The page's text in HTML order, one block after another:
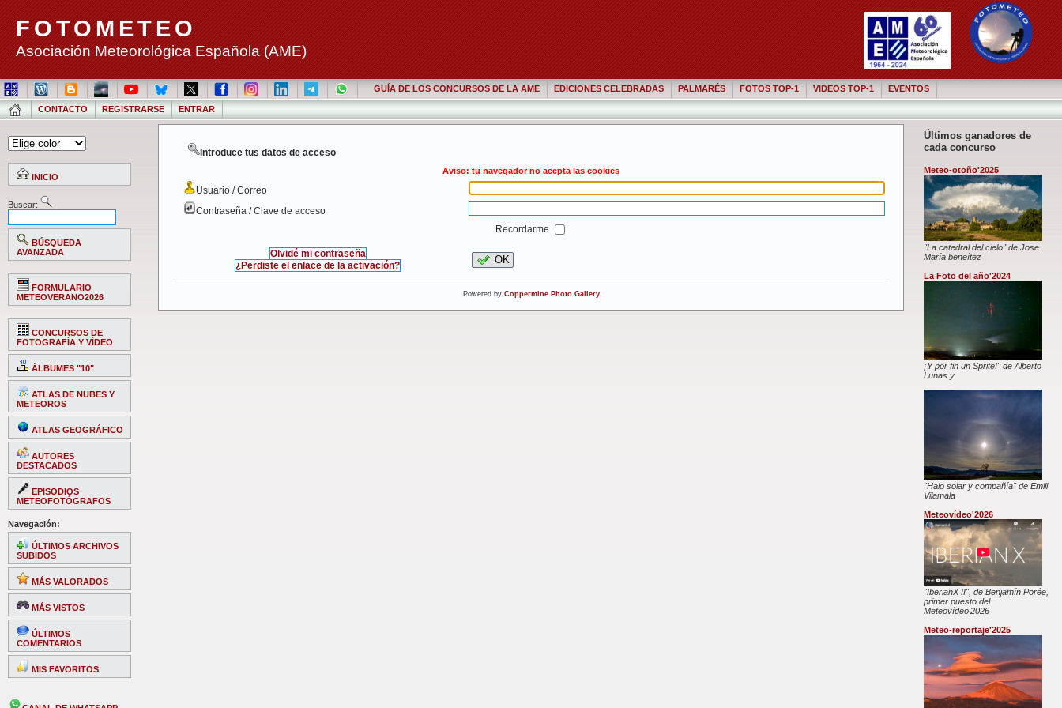
FOTOMETEO
Asociación Meteorológica Española (AME)
GUÍA DE LOS CONCURSOS DE LA AME EDICIONES CELEBRADAS PALMARÉS FOTOS TOP-1 VIDEOS TOP-1 EVENTOS
CONTACTO REGISTRARSE ENTRAR
INICIO
Buscar:
BÚSQUEDA
AVANZADA
FORMULARIO
METEOVERANO2026
CONCURSOS DE
FOTOGRAFÍA Y VÍDEO
ÁLBUMES "10"
ATLAS DE NUBES Y
METEOROS
ATLAS GEOGRÁFICO
AUTORES
DESTACADOS
EPISODIOS
METEOFOTÓGRAFOS
Navegación:
ÚLTIMOS ARCHIVOS
SUBIDOS
MÁS VALORADOS
MÁS VISTOS
ÚLTIMOS
COMENTARIOS
MIS FAVORITOS
Últimos ganadores de
cada concurso
Meteo-otoño'2025
"La catedral del cielo" de Jose
María beneítez
La Foto del año'2024
¡Y por fin un Sprite!" de Alberto
Lunas y
"Halo solar y compañía" de Emili
Vilamala
Meteovídeo'2026
"IberianX II", de Benjamín Porée,
primer puesto del
Meteovídeo'2026
Meteo-reportaje'2025
Introduce tus datos de acceso
Aviso: tu navegador no acepta las cookies
Usuario / Correo
Contraseña / Clave de acceso
Recordarme
Olvidé mi contraseña
¿Perdiste el enlace de la activación?
OK
Powered by Coppermine Photo Gallery